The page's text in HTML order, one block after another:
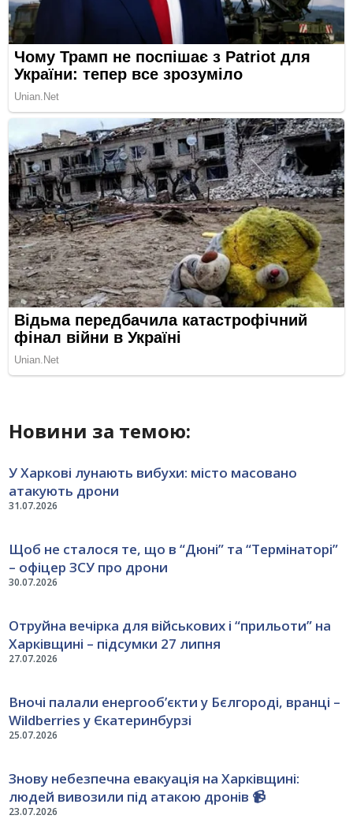
Новини за темою:
31.07.2026
У Харкові лунають вибухи: місто масовано
атакують дрони
30.07.2026
Щоб не сталося те, що в “Дюні” та “Термінаторі”
– офіцер ЗСУ про дрони
27.07.2026
Отруйна вечірка для військових і “прильоти” на
Харківщині – підсумки 27 липня
25.07.2026
Вночі палали енергооб’єкти у Бєлгороді, вранці –
Wildberries у Єкатеринбурзі
23.07.2026
Знову небезпечна евакуація на Харківщині:
людей вивозили під атакою дронів 📹